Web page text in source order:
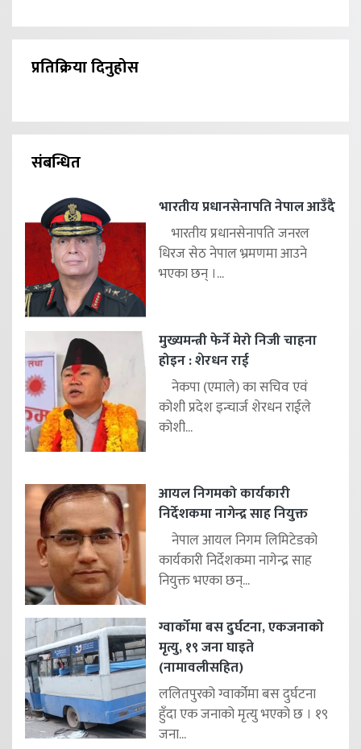
प्रतिक्रिया दिनुहोस
संबन्धित
भारतीय प्रधानसेनापति नेपाल आउँदै
भारतीय प्रधानसेनापति जनरल
धिरज सेठ नेपाल भ्रमणमा आउने
भएका छन् ।...
मुख्यमन्त्री फेर्ने मेरो निजी चाहना
होइन : शेरधन राई
नेकपा (एमाले) का सचिव एवं
कोशी प्रदेश इन्चार्ज शेरधन राईले
कोशी...
आयल निगमको कार्यकारी
निर्देशकमा नागेन्द्र साह नियुक्त
नेपाल आयल निगम लिमिटेडको
कार्यकारी निर्देशकमा नागेन्द्र साह
नियुक्त भएका छन्...
ग्वार्कोमा बस दुर्घटना, एकजनाको
मृत्यु, १९ जना घाइते
(नामावलीसहित)
ललितपुरको ग्वार्कोमा बस दुर्घटना
हुँदा एक जनाको मृत्यु भएको छ । १९
जना...